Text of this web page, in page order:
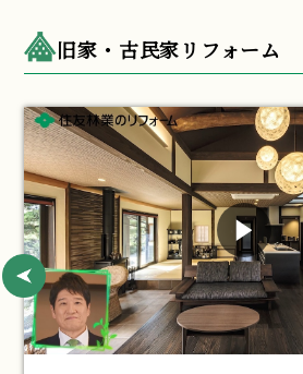
旧家・古民家リフォーム